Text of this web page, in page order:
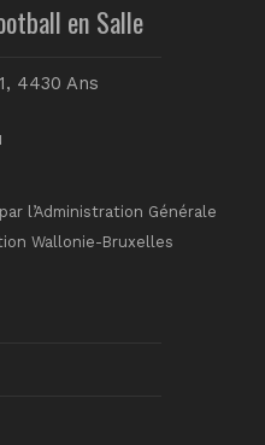
en Salle
4430 Ans
l’Administration Générale
Wallonie-Bruxelles